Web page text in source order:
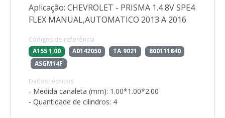
Aplicação: CHEVROLET - PRISMA 1.4 8V SPE4
FLEX MANUAL,AUTOMATICO 2013 A 2016
Códigos de referência
A155 1,00
A0142050 TA.9021
800111840
ASGM14F
Dados técnicos
- Medida canaleta (mm): 1.00*1.00*2.00
- Quantidade de cilindros: 4